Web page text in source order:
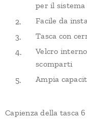
per il sistema
Facile da
Tasca con
Velcro
scomparti
Ampia
Capienza della tasca